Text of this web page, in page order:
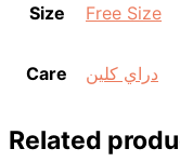
Size Free Size
Care دراي كلين
Related